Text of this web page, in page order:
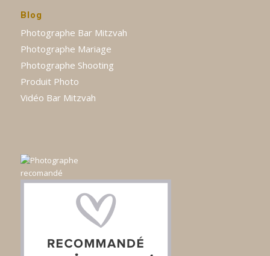
Blog
Photographe Bar Mitzvah
Photographe Mariage
Photographe Shooting
Produit Photo
Vidéo Bar Mitzvah